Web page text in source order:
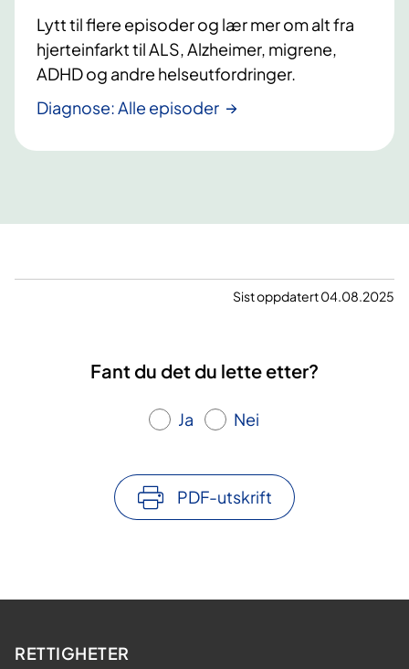
Lytt til flere episoder og lær mer om alt fra
hjerteinfarkt til ALS, Alzheimer, migrene,
ADHD og andre helseutfordringer.
Diagnose: Alle episoder
Sist oppdatert 04.08.2025
Fant du det du lette etter?
Ja Nei
PDF-utskrift
RETTIGHETER